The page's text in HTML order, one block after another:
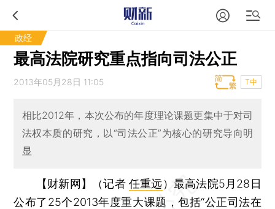
政经
最高法院研究重点指向司法公正
2013年05月28日 11:05 T中
相比2012年，本次公布的年度理论课题更集中于对司
法权本质的研究，以“司法公正”为核心的研究导向明
显
【财新网】（记者任重远） 最高法院5月28日
公布了25个2013年度重大课题，包括“公正司法在